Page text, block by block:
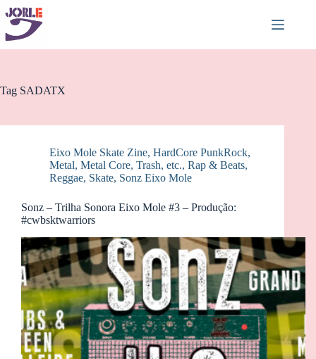
Pular
para
conteúdo
Tag SADATX
Eixo Mole Skate Zine, HardCore PunkRock,
Metal, Metal Core, Trash, etc., Rap & Beats,
Reggae, Skate, Sonz Eixo Mole
Sonz – Trilha Sonora Eixo Mole #3 – Produção:
#cwbsktwarriors